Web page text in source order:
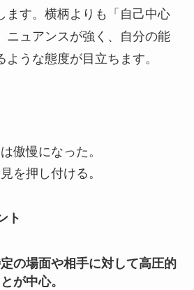
ます。横柄よりも「自己中心
ニュアンスが強く、自分の能
うな態度が目立ちます。
傲慢になった。
を押し付ける。
ト
定の場面や相手に対して高圧的
が中心。